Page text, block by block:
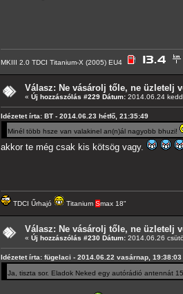
MKIII 2.0 TDCI Titanium-X (2005) EU4
Válasz: Ne vásárolj tőle, ne üzletelj
« Új hozzászólás #229 Dátum: 2014.06.24
Idézetet írta: BT - 2014.06.23 hétfő, 21:35:49
Minél több hsze van valakinel an(n)ál nagyobb bhuzi!
akkor te még csak kis kötsög vagy.
TDCI Űrhajó Titanium Smax 18"
Válasz: Ne vásárolj tőle, ne üzletelj
« Új hozzászólás #230 Dátum: 2014.06.26
Idézetet írta: fügelaci - 2014.06.22 vasárnap, 19:38:03
Ja, tiszta sor. Eladok Neked egy autórádió antennát